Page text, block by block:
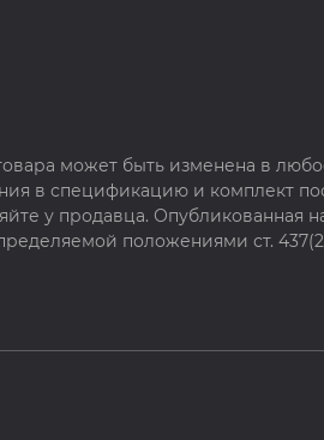
может быть изменена в
в спецификацию и комплект
у продавца. Опубликованная
положениями ст.